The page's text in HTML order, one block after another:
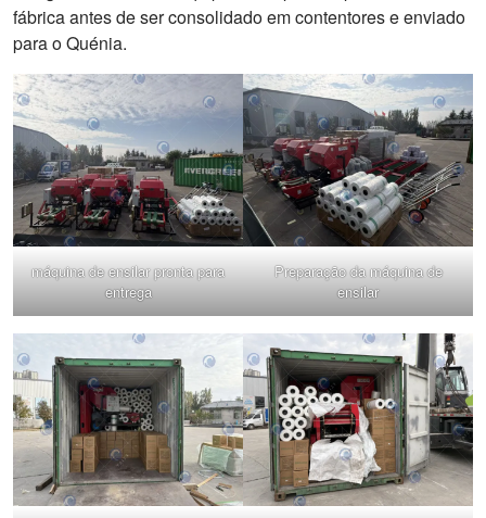
fábrica antes de ser consolidado em contentores e enviado
para o Quénia.
máquina de ensilar pronta para
entrega
Preparação da máquina de
ensilar